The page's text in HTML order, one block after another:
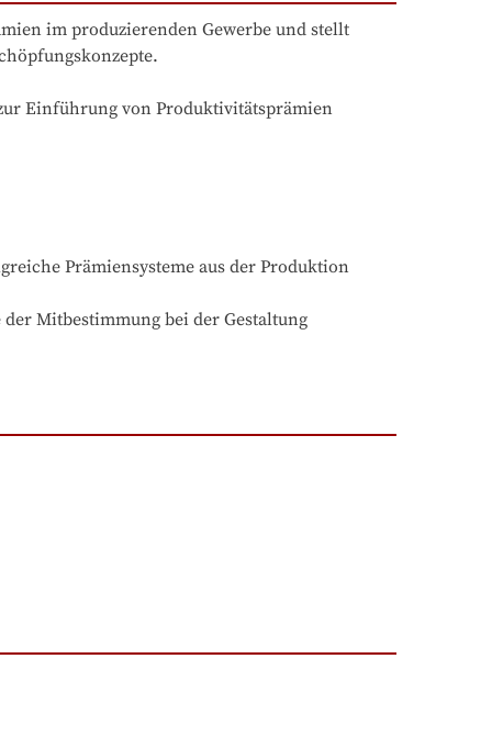
im produzierenden Gewerbe und stellt
Einführung von Produktivitätsprämien
Prämiensysteme aus der Produktion
Mitbestimmung bei der Gestaltung